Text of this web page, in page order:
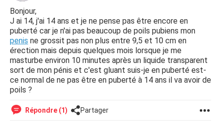
Bonjour,
J ai 14, j'ai 14 ans et je ne pense pas être encore en
puberté car je n'ai pas beaucoup de poils pubiens mon
penis ne grossit pas non plus entre 9,5 et 10 cm en
érection mais depuis quelques mois lorsque je me
masturbe environ 10 minutes après un liquide transparent
sort de mon pénis et c'est gluant suis-je en puberté est-
ce normal de ne pas être en puberté à 14 ans il va avoir de
poils ?
Répondre (1) Partager